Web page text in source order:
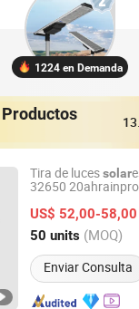
1224 en Demanda
Tira de lucessolar
32650
US$ 52,00-58,00
50 units (MOQ)
Enviar Consulta
Desde 2025